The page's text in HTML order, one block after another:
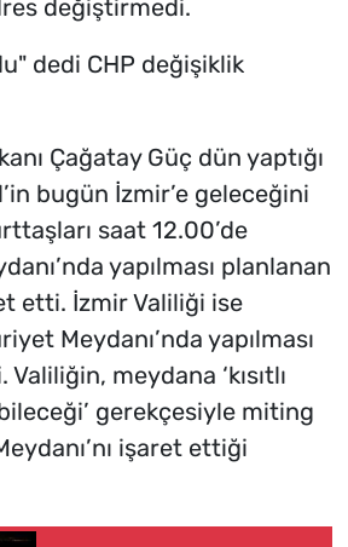
değiştirmedi.
dedi CHP değişiklik
Çağatay Güç dün yaptığı
bugün İzmir’e geleceğini
saat 12.00’de
yapılması planlanan
etti. İzmir Valiliği ise
Meydanı’nda yapılması
meydana ‘kısıtlı
gerekçesiyle miting
işaret ettiği